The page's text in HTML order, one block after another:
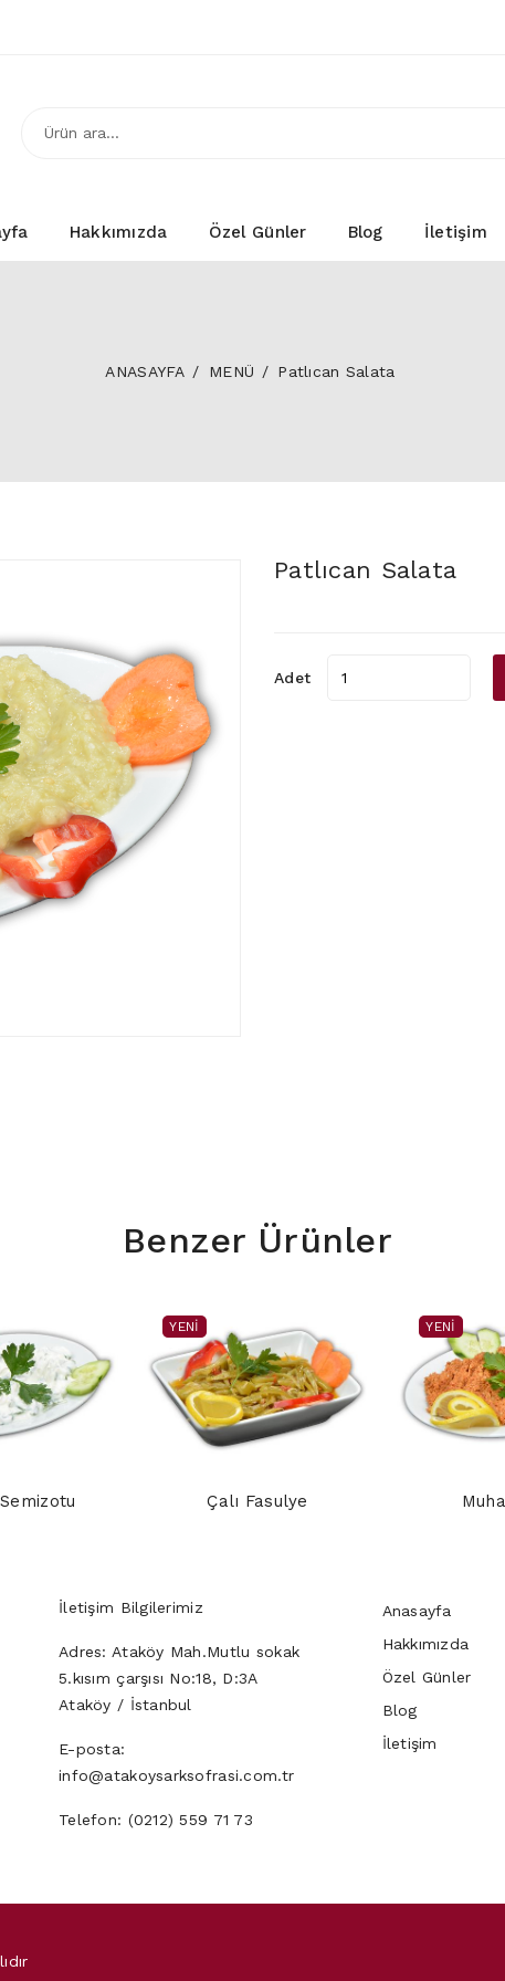
Hakkımızda Özel Günler Blog İletişim
ANASAYFA MENÜ Patlıcan Salata
Patlıcan Salata
Adet
Benzer Ürünler
YENI
Çalı Fasulye
YENI
İletişim Bilgilerimiz
Adres: Ataköy Mah.Mutlu sokak
5.kısım çarşısı No:18, D:3A
Ataköy / İstanbul
E-posta:
info@atakoysarksofrasi.com.tr
Telefon: (0212) 559 71 73
Anasayfa
Hakkımızda
Özel Günler
Blog
İletişim